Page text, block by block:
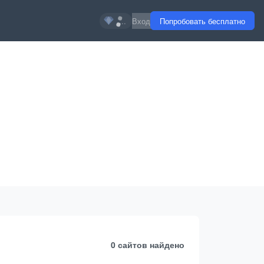
... Вход Попробовать бесплатно
0 сайтов найдено